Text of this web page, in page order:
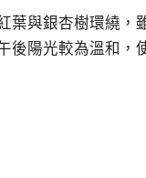
葉與銀杏樹環繞，
後陽光較為溫和，